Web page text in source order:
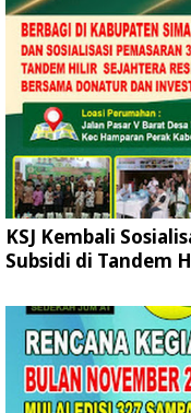
KSJ Kembali
Subsidi di Tandem